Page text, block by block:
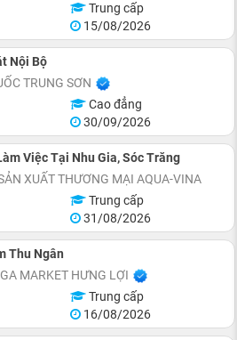
Trung cấp
15/08/2026
Nội Bộ
TRUNG SƠN
Cao đẳng
30/09/2026
Việc Tại Nhu Gia, Sóc Trăng
XUẤT THƯƠNG MẠI AQUA-VINA
Trung cấp
31/08/2026
Thu Ngân
MARKET HƯNG LỢI
Trung cấp
16/08/2026